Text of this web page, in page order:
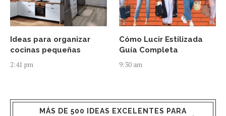
Ideas para organizar
cocinas pequeñas
2:41 pm
Cómo Lucir Estilizada
Guía Completa
9:30 am
MÁS DE 500 IDEAS EXCELENTES PARA